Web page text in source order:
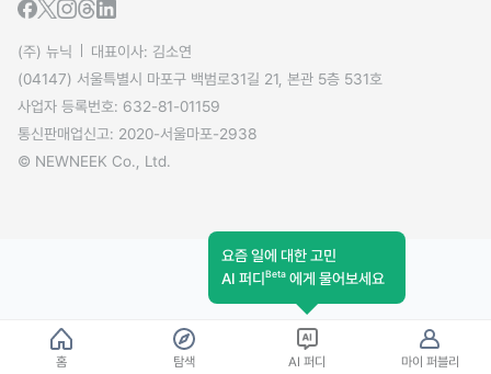
(주) 뉴닉
대표이사: 김소연
(04147) 서울특별시 마포구 백범로31길 21, 본관 5층 531호
사업자 등록번호: 632-81-01159
통신판매업신고: 2020-서울마포-2938
© NEWNEEK Co., Ltd.
홈 탐색
요즘 일에 대한 고민
AI 퍼디Beta 에게 물어보세요
AI 퍼디 마이 퍼블리